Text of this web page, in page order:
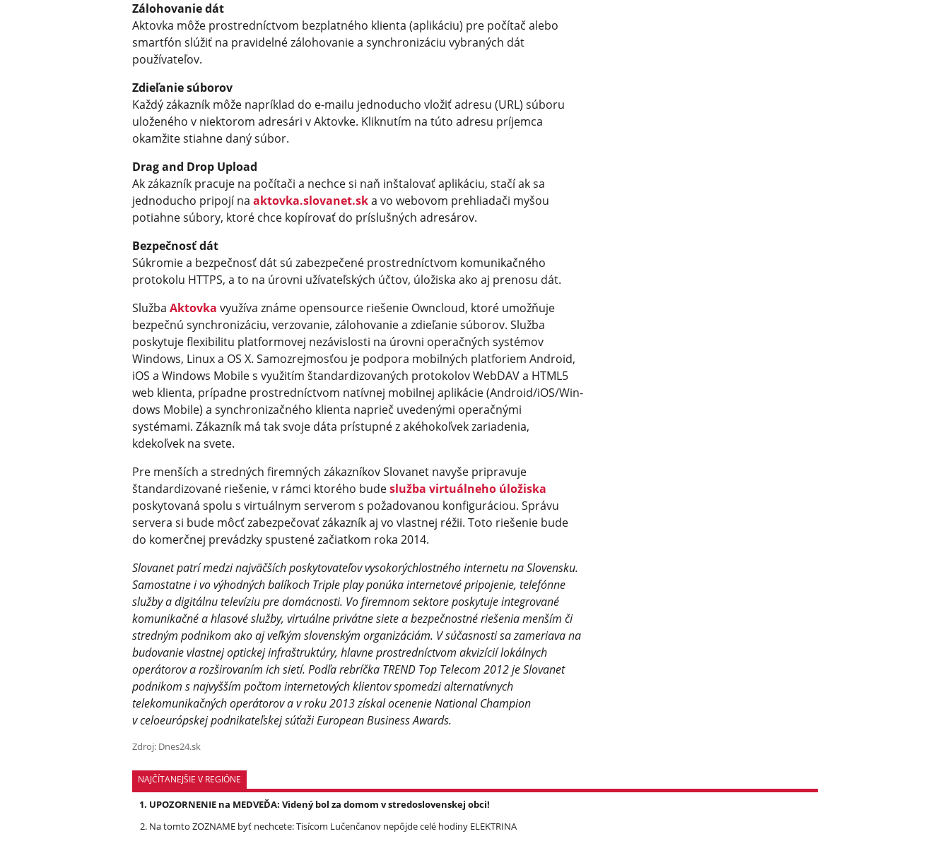
Zálohovanie dát
Aktovka môže prostredníctvom bezplatného klienta (aplikáciu) pre počítač alebo
smartfón slúžiť na pravidelné zálohovanie a synchronizáciu vybraných dát
používateľov.
Zdieľanie súborov
Každý zákazník môže napríklad do e-mailu jednoducho vložiť adresu (URL) súboru
uloženého v niektorom adresári v Aktovke. Kliknutím na túto adresu príjemca
okamžite stiahne daný súbor.
Drag and Drop Upload
Ak zákazník pracuje na počítači a nechce si naň inštalovať aplikáciu, stačí ak sa
jednoducho pripojí na aktovka.slova­net.ska vo webovom prehliadači myšou
potiahne súbory, ktoré chce kopírovať do príslušných adresárov.
Bezpečnosť dát
Súkromie a bezpečnosť dát sú zabezpečené prostredníctvom komunikačného
protokolu HTTPS, a to na úrovni užívateľských účtov, úložiska ako aj prenosu dát.
Služba Aktovka využíva známe opensource riešenie Owncloud, ktoré umožňuje
bezpečnú synchronizáciu, verzovanie, zálohovanie a zdieľanie súborov. Služba
poskytuje flexibilitu platformovej nezávislosti na úrovni operačných systémov
Windows, Linux a OS X. Samozrejmosťou je podpora mobilných platforiem Android,
iOS a Windows Mobile s využitím štandardizovaných protokolov WebDAV a HTML5
web klienta, prípadne prostredníctvom natívnej mobilnej aplikácie (Android/iOS/Win­
dows Mobile) a synchronizačného klienta naprieč uvedenými operačnými
systémami. Zákazník má tak svoje dáta prístupné z akéhokoľvek zariadenia,
kdekoľvek na svete.
Pre menších a stredných firemných zákazníkov Slovanet navyše pripravuje
štandardizované riešenie, v rámci ktorého budeslužba virtuálneho úložiska
poskytovaná spolu s virtuálnym serverom s požadovanou konfiguráciou. Správu
servera si bude môcť zabezpečovať zákazník aj vo vlastnej réžii. Toto riešenie bude
do komerčnej prevádzky spustené začiatkom roka 2014.
Slovanet patrí medzi najväčších poskytovateľov vysokorýchlostného internetu na Slovensku.
Samostatne i vo výhodných balíkoch Triple play ponúka internetové pripojenie, telefónne
služby a digitálnu televíziu pre domácnosti. Vo firemnom sektore poskytuje integrované
komunikačné a hlasové služby, virtuálne privátne siete a bezpečnostné riešenia menším či
stredným podnikom ako aj veľkým slovenským organizáciám. V súčasnosti sa zameriava na
budovanie vlastnej optickej infraštruktúry, hlavne prostredníctvom akvizícií lokálnych
operátorov a rozširovaním ich sietí. Podľa rebríčka TREND Top Telecom 2012 je Slovanet
podnikom s najvyšším počtom internetových klientov spomedzi alternatívnych
telekomunikačných operátorov a v roku 2013 získal ocenenie National Champion
v celoeurópskej podnikateľskej súťaži European Business Awards.
Zdroj: Dnes24.sk
NAJČÍTANEJŠIE V REGIÓNE
UPOZORNENIE na MEDVEĎA: Videný bol za domom v stredoslovenskej obci!
Na tomto ZOZNAME byť nechcete: Tisícom Lučenčanov nepôjde celé hodiny ELEKTRINA